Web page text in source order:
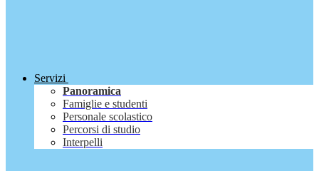
Servizi
Panoramica
Famiglie e studenti
Personale scolastico
Percorsi di studio
Interpelli